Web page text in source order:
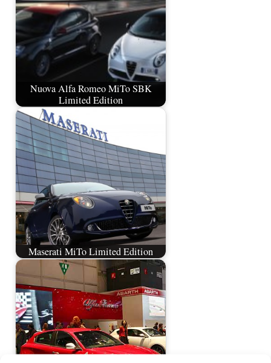
Nuova Alfa Romeo MiTo SBK
Limited Edition
Maserati MiTo Limited Edition